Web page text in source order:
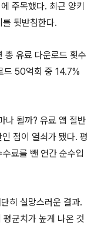
주목했다. 최근 양키
뒷받침한다.
총 유료 다운로드 횟수
드 50억회 중 14.7%
나 될까? 유료 앱 절반
점이 열쇠가 됐다. 평
료를 뺀 연간 순수입
히 실망스러운 결과.
균치가 높게 나온 것